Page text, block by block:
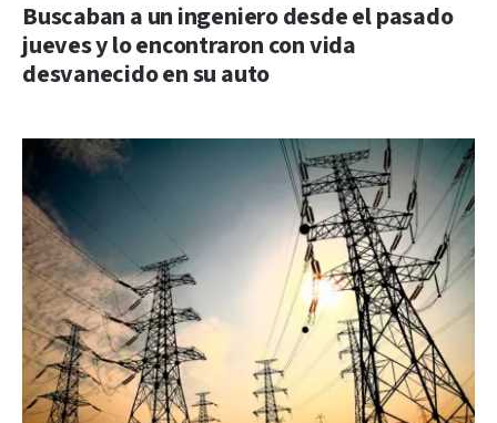
Buscaban a un ingeniero desde el pasado
jueves y lo encontraron con vida
desvanecido en su auto